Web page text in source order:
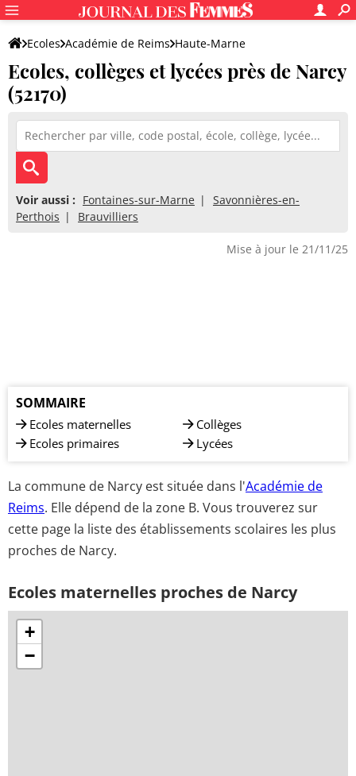
Ecoles Académie de Reims Haute-Marne
Ecoles, collèges et lycées près de Narcy
(52170)
Voir aussi : Fontaines-sur-Marne
Savonnières-en-
Perthois
Brauvilliers
Mise à jour le 21/11/25
SOMMAIRE
Ecoles maternelles
Ecoles primaires
Collèges
Lycées
La commune de Narcy est située dans l'Académie de
Reims. Elle dépend de la zone B. Vous trouverez sur
cette page la liste des établissements scolaires les plus
proches de Narcy.
Ecoles maternelles proches de Narcy
+
−